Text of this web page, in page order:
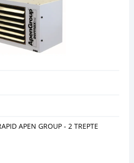
APEN GROUP - 2 TREPTE